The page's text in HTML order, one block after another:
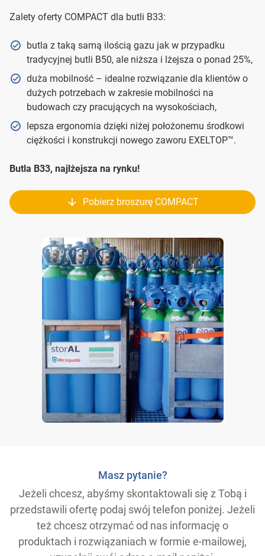
Zalety oferty COMPACT dla butli B33:
butla z taką samą ilością gazu jak w przypadku
tradycyjnej butli B50, ale niższa i lżejsza o ponad 25%,
duża mobilność – idealne rozwiązanie dla klientów o
dużych potrzebach w zakresie mobilności na
budowach czy pracujących na wysokościach,
lepsza ergonomia dzięki niżej położonemu środkowi
ciężkości i konstrukcji nowego zaworu EXELTOP™.
Butla B33, najlżejsza na rynku!
Pobierz broszurę COMPACT
Masz pytanie?
Jeżeli chcesz, abyśmy skontaktowali się z Tobą i
przedstawili ofertę podaj swój telefon poniżej. Jeżeli
też chcesz otrzymać od nas informację o
produktach i rozwiązaniach w formie e-mailowej,